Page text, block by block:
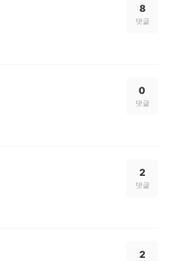
8
댓글
0
댓글
2
댓글
2